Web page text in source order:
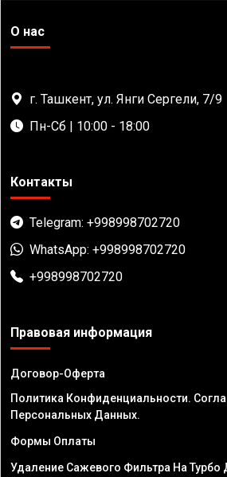
О нас
г. Ташкент, ул. Янги Сергели, 7/9
Пн-Сб | 10:00 - 18:00
Контакты
Telegram: +998998702720
WhatsApp: +998998702720
+998998702720
Правовая информация
Договор-Оферта
Политика Конфиденциальности.
Персональных Данных.
Формы Оплаты
Удаление Сажевого Фильтра На Турбо